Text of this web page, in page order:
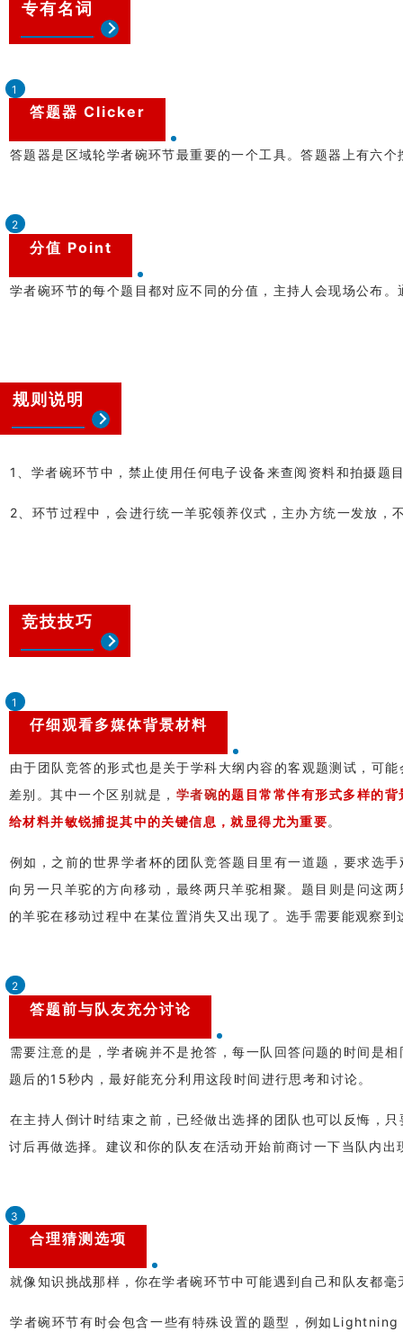
专有名词
1
答题器 Clicker
答题器是区域轮学者碗环节最重要的一个工具。答题器上有六个
2
分值 Point
学者碗环节的每个题目都对应不同的分值，主持人会现场公布
规则说明
1、学者碗环节中，禁止使用任何电子设备来查阅资料和拍摄
2、环节过程中，会进行统一羊驼领养仪式，主办方统一发放，
竞技技巧
1
仔细观看多媒体背景材料
由于团队竞答的形式也是关于学科大纲内容的客观题测试，可
差别。其中一个区别就是， 学者碗的题目常常伴有形式多样的背
给材料并敏锐捕捉其中的关键信息，就显得尤为重要。
例如，之前的世界学者杯的团队竞答题目里有一道题，要求选
向另一只羊驼的方向移动，最终两只羊驼相聚。题目则是问这
的羊驼在移动过程中在某位置消失又出现了。选手需要能观察
2
答题前与队友充分讨论
需要注意的是，学者碗并不是抢答，每一队回答问题的时间是
题后的15秒内，最好能充分利用这段时间进行思考和讨论。
在主持人倒计时结束之前，已经做出选择的团队也可以反悔，
讨后再做选择。建议和你的队友在活动开始前商讨一下当队内
3
合理猜测选项
就像知识挑战那样，你在学者碗环节中可能遇到自己和队友都
学者碗环节有时会包含一些有特殊设置的题型，例如